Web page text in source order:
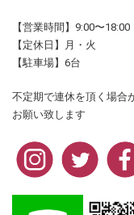
【営業時間】9:00〜18:00
【定休日】月・火
【駐車場】6台
不定期で連休を頂く場合
お願い致します